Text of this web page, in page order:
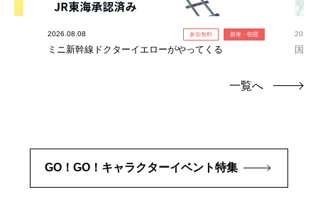
2026.08.08 参加無料 新座・朝霞
ミニ新幹線ドクターイエローがやってくる 国産
一覧へ
GO！GO！キャラクターイベント特集